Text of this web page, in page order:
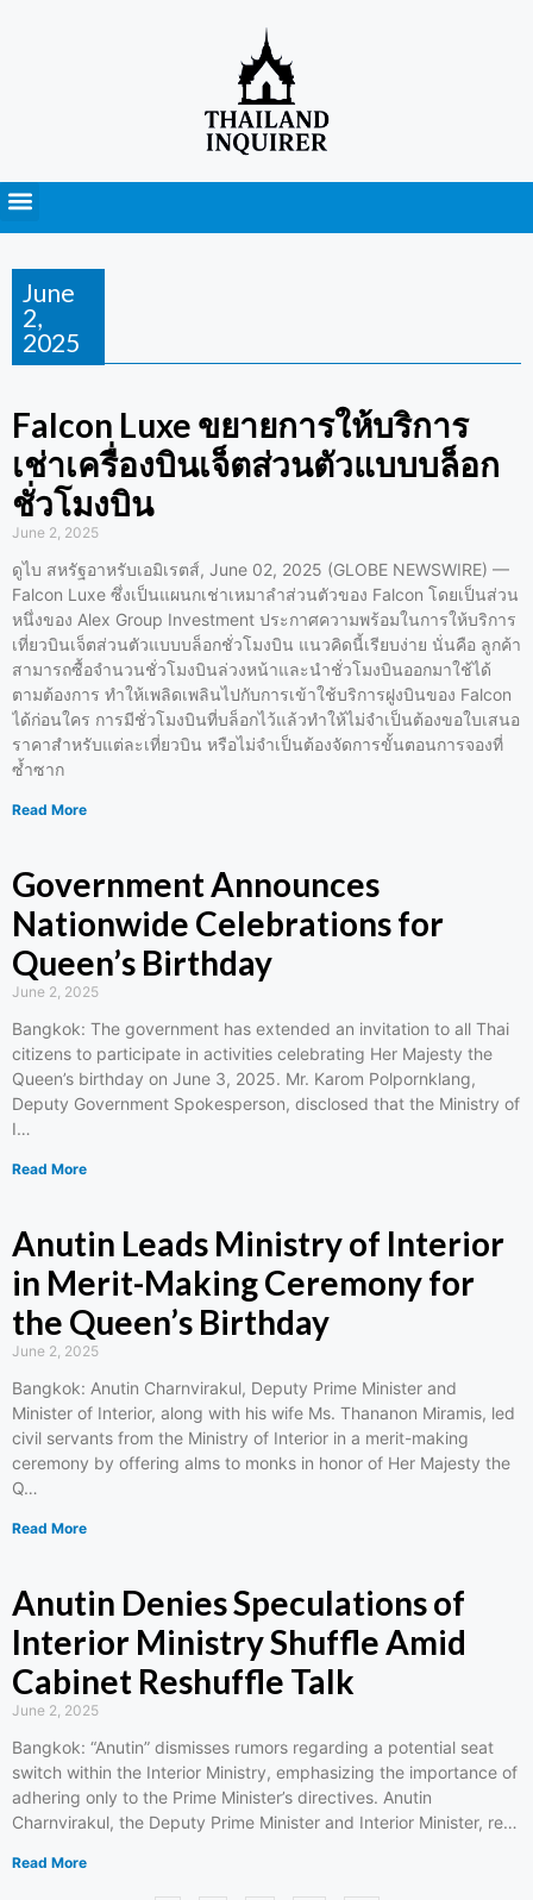
June
2,
2025
Falcon Luxe ขยายการให้บริการ
เช่าเครื่องบินเจ็ตส่วนตัวแบบบล็อก
ชั่วโมงบิน
June 2, 2025
ดูไบ สหรัฐอาหรับเอมิเรตส์, June 02, 2025 (GLOBE NEWSWIRE) —
Falcon Luxe ซึ่งเป็นแผนกเช่าเหมาลำส่วนตัวของ Falcon โดยเป็นส่วน
หนึ่งของ Alex Group Investment ประกาศความพร้อมในการให้บริการ
เที่ยวบินเจ็ตส่วนตัวแบบบล็อกชั่วโมงบิน แนวคิดนี้เรียบง่าย นั่นคือ ลูกค้า
สามารถซื้อจำนวนชั่วโมงบินล่วงหน้าและนำชั่วโมงบินออกมาใช้ได้
ตามต้องการ ทำให้เพลิดเพลินไปกับการเข้าใช้บริการฝูงบินของ Falcon
ได้ก่อนใคร การมีชั่วโมงบินที่บล็อกไว้แล้วทำให้ไม่จำเป็นต้องขอใบเสนอ
ราคาสำหรับแต่ละเที่ยวบิน หรือไม่จำเป็นต้องจัดการขั้นตอนการจองที่
ซ้ำซาก
Read More
Government Announces
Nationwide Celebrations for
Queen’s Birthday
June 2, 2025
Bangkok: The government has extended an invitation to all Thai
citizens to participate in activities celebrating Her Majesty the
Queen’s birthday on June 3, 2025. Mr. Karom Polpornklang,
Deputy Government Spokesperson, disclosed that the Ministry of
I…
Read More
Anutin Leads Ministry of Interior
in Merit-Making Ceremony for
the Queen’s Birthday
June 2, 2025
Bangkok: Anutin Charnvirakul, Deputy Prime Minister and
Minister of Interior, along with his wife Ms. Thananon Miramis, led
civil servants from the Ministry of Interior in a merit-making
ceremony by offering alms to monks in honor of Her Majesty the
Q…
Read More
Anutin Denies Speculations of
Interior Ministry Shuffle Amid
Cabinet Reshuffle Talk
June 2, 2025
Bangkok: “Anutin” dismisses rumors regarding a potential seat
switch within the Interior Ministry, emphasizing the importance of
adhering only to the Prime Minister’s directives. Anutin
Charnvirakul, the Deputy Prime Minister and Interior Minister, re…
Read More